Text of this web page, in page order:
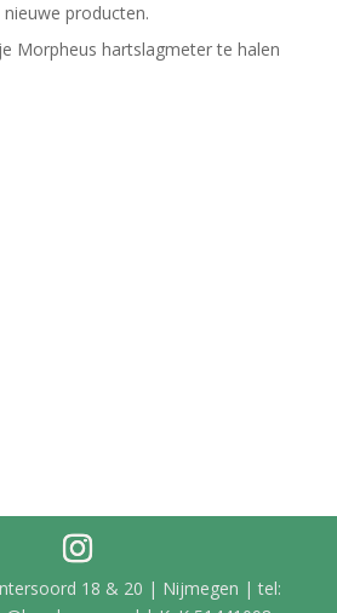
producten.
Morpheus hartslagmeter te halen
18 & 20 | Nijmegen | tel: